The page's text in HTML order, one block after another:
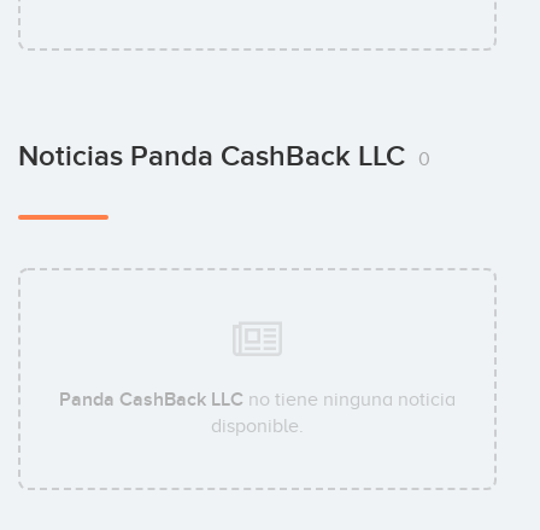
Noticias Panda CashBack LLC 0
Panda CashBack LLC no tiene ninguna noticia
disponible.